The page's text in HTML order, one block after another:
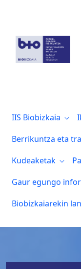
IIS Biobizkaia
Berrikuntza eta
Kudeaketak
Gaur egungo
Biobizkaiarekin lan